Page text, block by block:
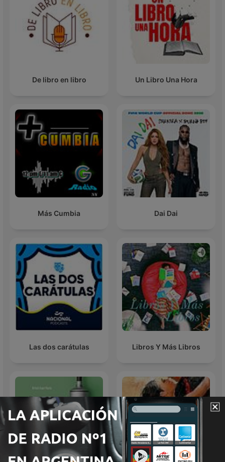
De libro en libro Un Libro Una Hora
Más Cumbia Dai Dai
Las dos carátulas Libros Y Más Libros